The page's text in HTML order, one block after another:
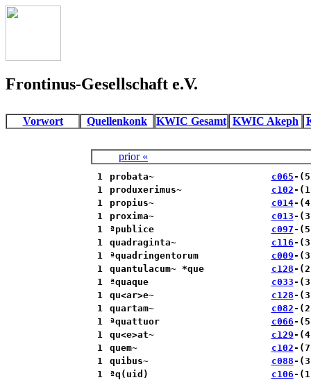
Frontinus-Gesellschaft e.V.
Vorwort Quellenkonk KWIC Gesamt KWIC Akeph
prior «
1 probata~ c065-
1
produxerimus~ c102-
1
propius~ c014-
1
proxima~ c013-
1
ªpublice c097-
1
quadraginta~ c116-
1
ªquadringentorum c009-
1
quantulacum~ *que c128-
1
ªquaque c033-
1
qu<ar>e~ c128-
1
quartam~ c082-
1
ªquattuor c066-
1
qu<e>at~ c129-
1
quem~ c102-
1
quibus~ c088-
1
ªq(uid) c106-